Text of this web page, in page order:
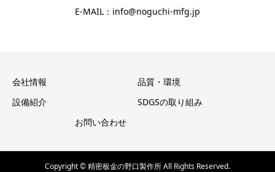
E-MAIL：info@noguchi-mfg.jp
会社情報
品質・環境
設備紹介
SDGSの取り組み
お問い合わせ
Copyright © 精密板金の野口製作所 All Rights Reserved.